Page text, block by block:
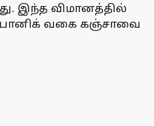
இந்த விமானத்தில்
வகை கஞ்சாவை